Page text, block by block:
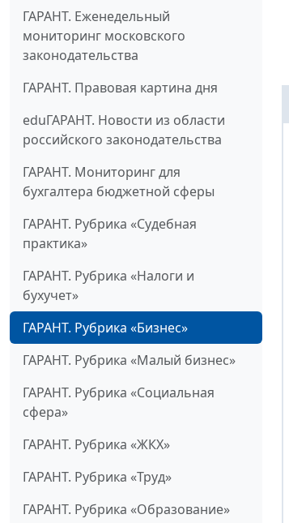
ГАРАНТ. Еженедельный
мониторинг московского
законодательства
ГАРАНТ. Правовая картина дня
eduГАРАНТ. Новости из области
российского законодательства
ГАРАНТ. Мониторинг для
бухгалтера бюджетной сферы
ГАРАНТ. Рубрика «Судебная
практика»
ГАРАНТ. Рубрика «Налоги и
бухучет»
ГАРАНТ. Рубрика «Бизнес»
ГАРАНТ. Рубрика «Малый бизнес»
ГАРАНТ. Рубрика «Социальная
сфера»
ГАРАНТ. Рубрика «ЖКХ»
ГАРАНТ. Рубрика «Труд»
ГАРАНТ. Рубрика «Образование»